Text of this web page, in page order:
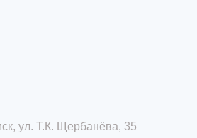
ул. Т.К. Щербанёва, 35